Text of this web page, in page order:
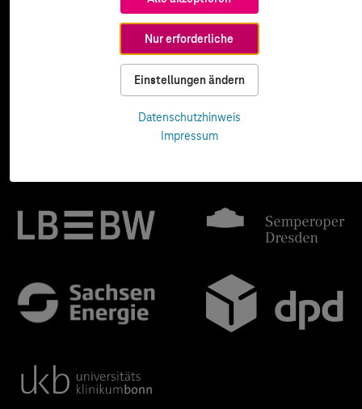
Nur erforderliche
Einstellungen ändern
Datenschutzhinweis
Impressum